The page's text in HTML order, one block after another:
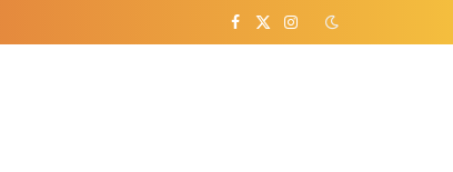
Facebook
X
Instagram